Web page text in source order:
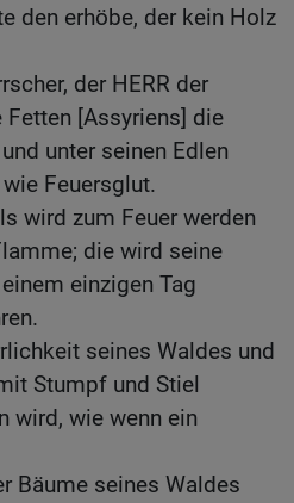
den erhöbe, der kein Holz
der HERR der
Fetten [Assyriens] die
unter seinen Edlen
Feuersglut.
wird zum Feuer werden
die wird seine
einzigen Tag
seines Waldes und
Stumpf und Stiel
wird, wie wenn ein
Bäume seines Waldes